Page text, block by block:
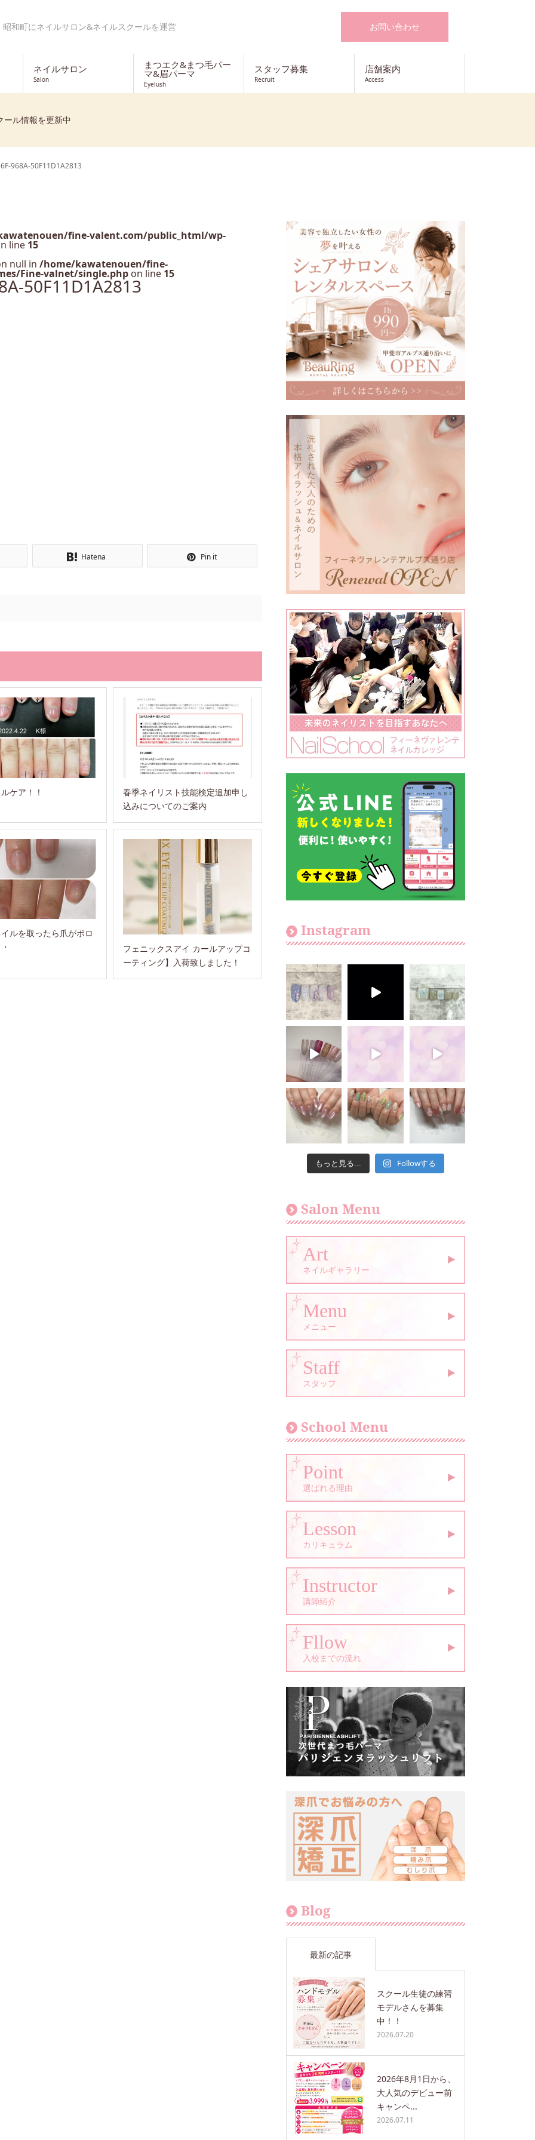
昭和町にネイルサロン&ネイルスクールを運営 お問い合わせ
ネイルサロン
Salon
まつエク&まつ毛パー
マ&眉パーマ
Eyelush
スタッフ募集
Recruit
店舗案内
Access
ール情報を更新中
968A-50F11D1A2813
fine-valent.com/public_html/wp-
line 15
null in /home/kawatenouen/fine-
Fine-valnet/single.php on line 15
50F11D1A2813
Hatena Pin it
ケア！！
春季ネイリスト技能検定追加申し
込みについてのご案内
ルを取ったら爪がボロ
フェニックスアイ カールアップコ
ーティング】入荷致しました！
Instagram
もっと見る... Followする
Salon Menu
Art
ネイルギャラリー
Menu
メニュー
Staff
スタッフ
School Menu
Point
選ばれる理由
Lesson
カリキュラム
Instructor
講師紹介
Fllow
入校までの流れ
Blog
最新の記事
スクール生徒の練習
モデルさんを募集
中！！
2026.07.20
2026年8月1日から、
大人気のデビュー前
キャンペ...
2026.07.11